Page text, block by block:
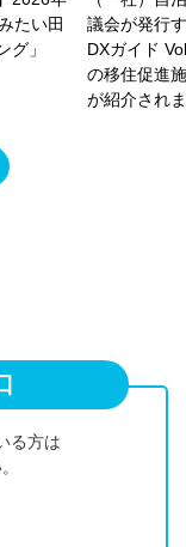
たい田
グ」
議会が発行
DXガイド
の移住促進
が紹介され
る方は